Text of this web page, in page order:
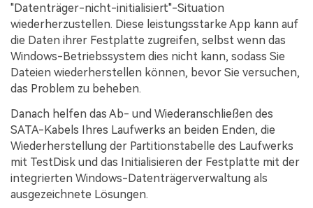
"Datenträger-nicht-initialisiert"-Situation
wiederherzustellen. Diese leistungsstarke App kann auf
die Daten ihrer Festplatte zugreifen, selbst wenn das
Windows-Betriebssystem dies nicht kann, sodass Sie
Dateien wiederherstellen können, bevor Sie versuchen,
das Problem zu beheben.
Danach helfen das Ab- und Wiederanschließen des
SATA-Kabels Ihres Laufwerks an beiden Enden, die
Wiederherstellung der Partitionstabelle des Laufwerks
mit TestDisk und das Initialisieren der Festplatte mit der
integrierten Windows-Datenträgerverwaltung als
ausgezeichnete Lösungen.